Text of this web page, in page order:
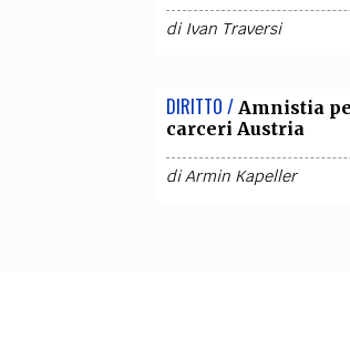
di Ivan Traversi
DIRITTO / Amnistia
carceri Austria
diArmin Kapeller